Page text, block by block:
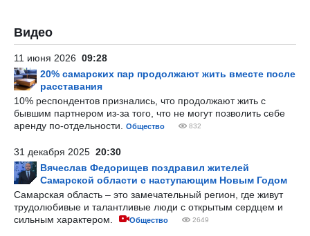
Видео
11 июня 2026 09:28
20% самарских пар продолжают жить вместе после
расставания
10% респондентов признались, что продолжают жить с
бывшим партнером из-за того, что не могут позволить себе
аренду по-отдельности.
Общество 832
31 декабря 2025 20:30
Вячеслав Федорищев поздравил жителей
Самарской области с наступающим Новым Годом
Самарская область – это замечательный регион, где живут
трудолюбивые и талантливые люди с открытым сердцем и
сильным характером.
Общество 2649